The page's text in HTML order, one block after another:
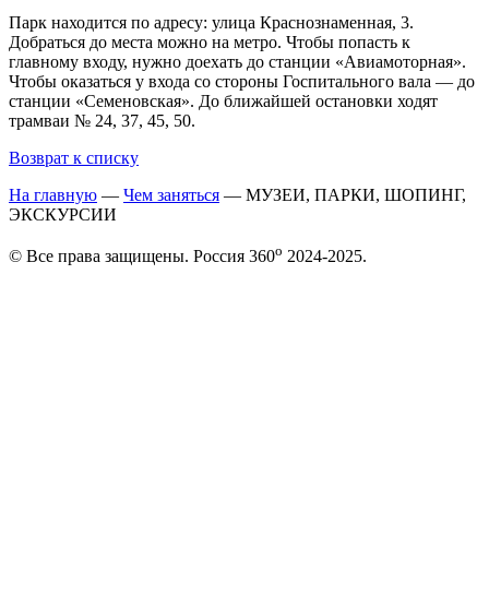
Парк находится по адресу: улица Краснознаменная, 3.
Добраться до места можно на метро. Чтобы попасть к
главному входу, нужно доехать до станции «Авиамоторная».
Чтобы оказаться у входа со стороны Госпитального вала — до
станции «Семеновская». До ближайшей остановки ходят
трамваи № 24, 37, 45, 50.
Возврат к списку
На главную — Чем заняться — МУЗЕИ, ПАРКИ, ШОПИНГ,
ЭКСКУРСИИ
© Все права защищены. Россия 360o 2024-2025.